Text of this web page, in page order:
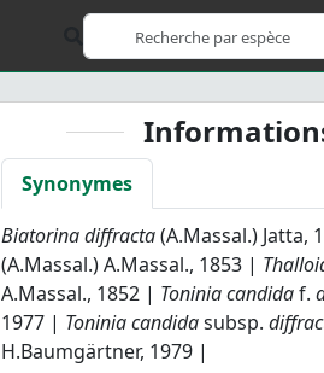
Synonymes
Biatorina diffracta(A.Massal.) Jatta,
(A.Massal.) A.Massal., 1853 |
A.Massal., 1852 | Toninia candidaf.
1977 | Toninia candidasubsp.
H.Baumgärtner, 1979 |